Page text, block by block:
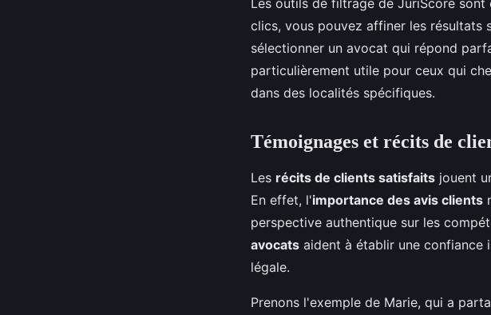
clics, vous pouvez affiner les résultats
sélectionner un avocat qui répond
particulièrement utile pour ceux qui
dans des localités spécifiques.
Témoignages et récits de
Les récits de clients satisfaits jouent
En effet, l'importance des avis clients
perspective authentique sur les
avocats aident à établir une confiance
légale.
Prenons l'exemple de Marie, qui a